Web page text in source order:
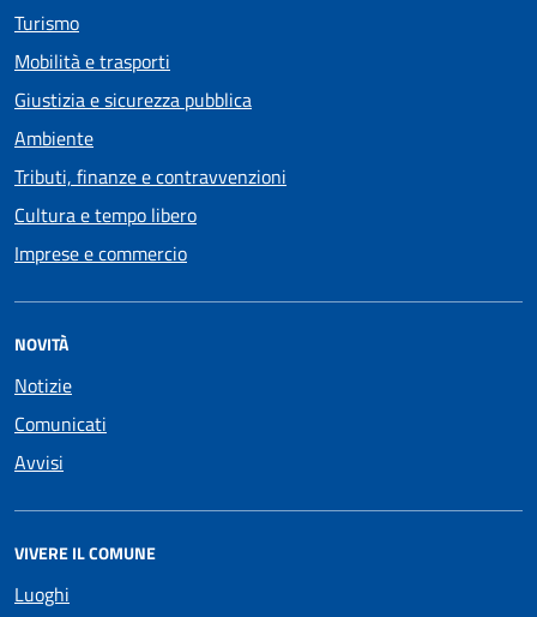
Turismo
Mobilità e trasporti
Giustizia e sicurezza pubblica
Ambiente
Tributi, finanze e contravvenzioni
Cultura e tempo libero
Imprese e commercio
NOVITÀ
Notizie
Comunicati
Avvisi
VIVERE IL COMUNE
Luoghi